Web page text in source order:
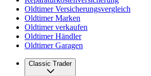
Oldtimer Versicherungsvergleich
Oldtimer Marken
Oldtimer verkaufen
Oldtimer Händler
Oldtimer Garagen
Classic Trader